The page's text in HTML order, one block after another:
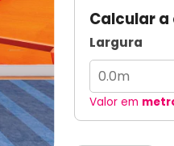
Calcular
Largura
Valor em